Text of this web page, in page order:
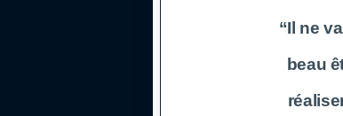
“Il ne
beau